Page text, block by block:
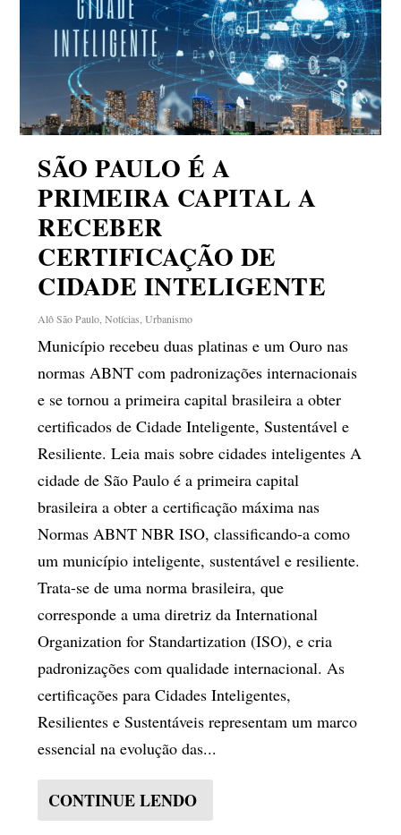
SÃO PAULO É A
PRIMEIRA CAPITAL A
RECEBER
CERTIFICAÇÃO DE
CIDADE INTELIGENTE
Alô São Paulo ,Notícias ,Urbanismo
Município recebeu duas platinas e um Ouro nas
normas ABNT com padronizações internacionais
e se tornou a primeira capital brasileira a obter
certificados de Cidade Inteligente, Sustentável e
Resiliente. Leia mais sobre cidades inteligentes A
cidade de São Paulo é a primeira capital
brasileira a obter a certificação máxima nas
Normas ABNT NBR ISO, classificando-a como
um município inteligente, sustentável e resiliente.
Trata-se de uma norma brasileira, que
corresponde a uma diretriz da International
Organization for Standartization (ISO), e cria
padronizações com qualidade internacional. As
certificações para Cidades Inteligentes,
Resilientes e Sustentáveis representam um marco
essencial na evolução das...
CONTINUE LENDO